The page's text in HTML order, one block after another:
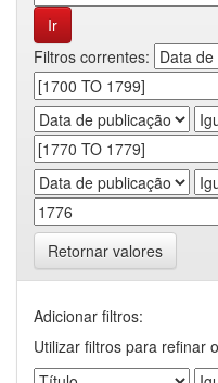
Filtros correntes:
Retornar valores
Adicionar filtros:
Utilizar filtros para refinar